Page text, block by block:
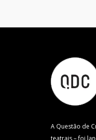
A Questão de
teatrais – foi